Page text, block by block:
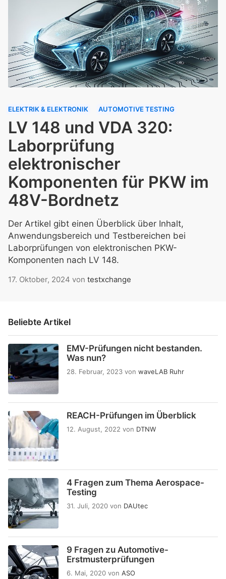
ELEKTRIK & ELEKTRONIK AUTOMOTIVE TESTING
LV 148 und VDA 320:
Laborprüfung
elektronischer
Komponenten für PKW im
48V-Bordnetz
Der Artikel gibt einen Überblick über Inhalt,
Anwendungsbereich und Testbereichen bei
Laborprüfungen von elektronischen PKW-
Komponenten nach LV 148.
17. Oktober, 2024 von testxchange
Beliebte Artikel
EMV-Prüfungen nicht bestanden.
Was nun?
28. Februar, 2023 von waveLAB Ruhr
REACH-Prüfungen im Überblick
12. August, 2022 von DTNW
4 Fragen zum Thema Aerospace-
Testing
31. Juli, 2020 von DAUtec
9 Fragen zu Automotive-
Erstmusterprüfungen
6. Mai, 2020 von ASO